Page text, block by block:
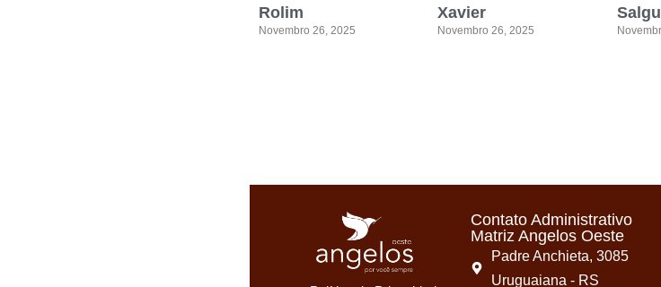
Rolim
Novembro 26, 2025
Xavier
Novembro 26, 2025
Contato Administrativo
Matriz Angelos Oeste
Padre Anchieta, 3085
Uruguaiana - RS